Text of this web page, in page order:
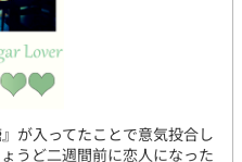
が入ってたことで意気投合し
うど二週間前に恋人になった